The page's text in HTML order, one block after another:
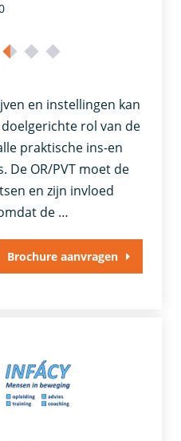
en instellingen kan
rol van de
praktische ins-en
De OR/PVT moet de
en zijn invloed
de …
Brochure aanvragen